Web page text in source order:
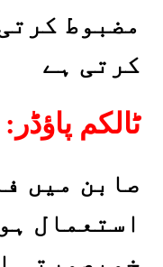
مضبوط
کرتی ہے
:ٹالکم پاؤڈر
صابن میں
استعمال